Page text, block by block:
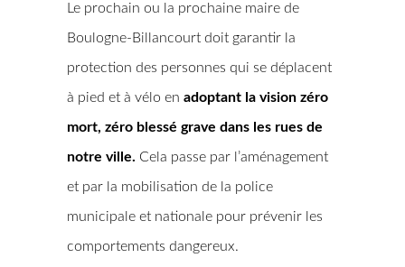
Le prochain ou la prochaine maire de
Boulogne-Billancourt doit garantir la
protection des personnes qui se déplacent
à pied et à vélo en adoptant la vision zéro
mort, zéro blessé grave dans les rues de
notre ville. Cela passe par l’aménagement
et par la mobilisation de la police
municipale et nationale pour prévenir les
comportements dangereux.